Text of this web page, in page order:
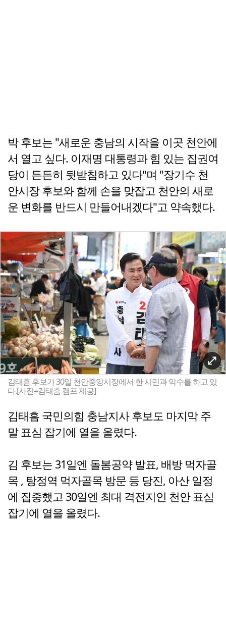
박 후보는 "새로운 충남의 시작을 이곳 천안에
서 열고 싶다. 이재명 대통령과 힘 있는 집권여
당이 든든히 뒷받침하고 있다"며 "장기수 천
안시장 후보와 함께 손을 맞잡고 천안의 새로
운 변화를 반드시 만들어내겠다"고 약속했다.
김태흠 후보가 30일 천안중앙시장에서 한 시민과 악수를 하고 있
다.[사진=김태흠 캠프 제공]
김태흠 국민의힘 충남지사 후보도 마지막 주
말 표심 잡기에 열을 올렸다.
김 후보는 31일엔 돌봄공약 발표, 배방 먹자골
목 , 탕정역 먹자골목 방문 등 당진, 아산 일정
에 집중했고 30일엔 최대 격전지인 천안 표심
잡기에 열을 올렸다.